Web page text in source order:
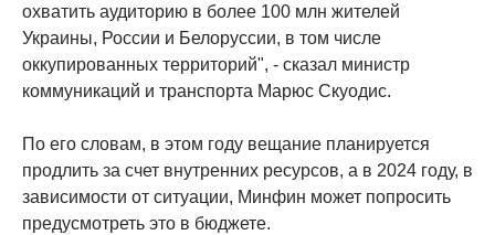
охватить аудиторию в более 100 млн жителей
Украины, России и Белоруссии, в том числе
оккупированных территорий", - сказал министр
коммуникаций и транспорта Марюс Скуодис.
По его словам, в этом году вещание планируется
продлить за счет внутренних ресурсов, а в 2024 году, в
зависимости от ситуации, Минфин может попросить
предусмотреть это в бюджете.